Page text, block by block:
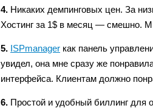
4. Никаких демпинговых цен. За
Хостинг за 1$ в месяц — смешно.
5. ISPmanager как панель
увидел, она мне сразу же
интерфейса. Клиентам должно
6. Простой и удобный биллинг для